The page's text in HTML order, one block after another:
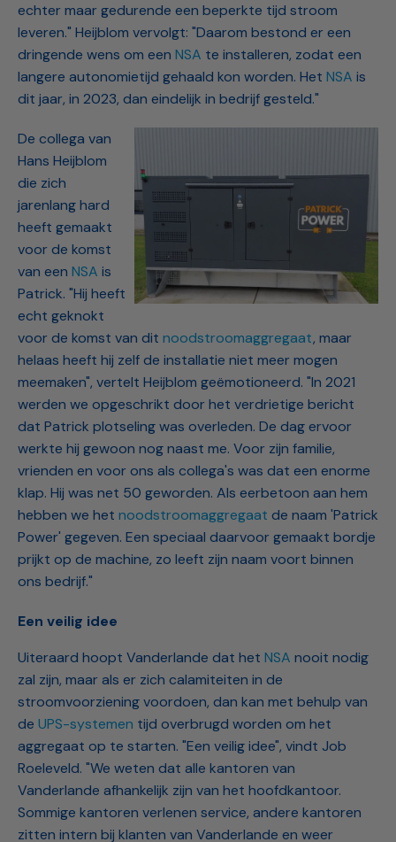
echter maar gedurende een beperkte tijd stroom
leveren." Heijblom vervolgt: "Daarom bestond er een
dringende wens om een NSA te installeren, zodat een
langere autonomietijd gehaald kon worden. Het NSA is
dit jaar, in 2023, dan eindelijk in bedrijf gesteld."
De collega van
Hans Heijblom
die zich
jarenlang hard
heeft gemaakt
voor de komst
van een NSA is
Patrick. "Hij heeft
echt geknokt
voor de komst van dit noodstroomaggregaat, maar
helaas heeft hij zelf de installatie niet meer mogen
meemaken", vertelt Heijblom geëmotioneerd. "In 2021
werden we opgeschrikt door het verdrietige bericht
dat Patrick plotseling was overleden. De dag ervoor
werkte hij gewoon nog naast me. Voor zijn familie,
vrienden en voor ons als collega's was dat een enorme
klap. Hij was net 50 geworden. Als eerbetoon aan hem
hebben we het noodstroomaggregaat de naam 'Patrick
Power' gegeven. Een speciaal daarvoor gemaakt bordje
prijkt op de machine, zo leeft zijn naam voort binnen
ons bedrijf."
Een veilig idee
Uiteraard hoopt Vanderlande dat het NSA nooit nodig
zal zijn, maar als er zich calamiteiten in de
stroomvoorziening voordoen, dan kan met behulp van
de UPS-systemen tijd overbrugd worden om het
aggregaat op te starten. "Een veilig idee", vindt Job
Roeleveld. "We weten dat alle kantoren van
Vanderlande afhankelijk zijn van het hoofdkantoor.
Sommige kantoren verlenen service, andere kantoren
zitten intern bij klanten van Vanderlande en weer